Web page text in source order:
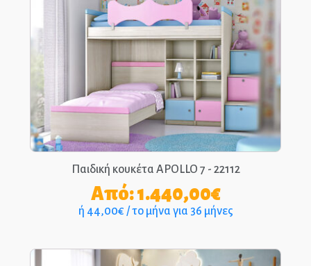
Παιδική κουκέτα APOLLO 7 - 22112
Από:1.440,00€
ή 44,00€ / το μήνα για 36 μήνες